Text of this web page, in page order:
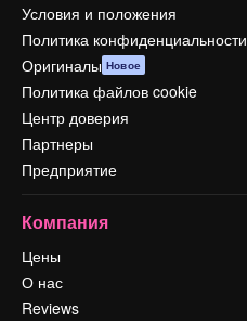
Условия и положения
Политика конфиденциальности
Оригиналы Новое
Политика файлов cookie
Центр доверия
Партнеры
Предприятие
Компания
Цены
О нас
Reviews